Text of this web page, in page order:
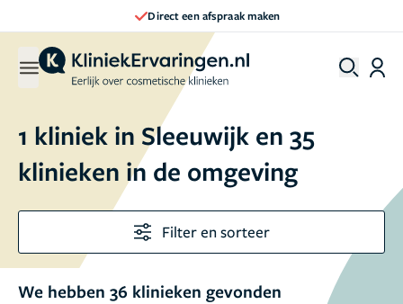
Direct een afspraak maken
1 kliniek in Sleeuwijk en 35
klinieken in de omgeving
Filter en sorteer
We hebben 36 klinieken gevonden